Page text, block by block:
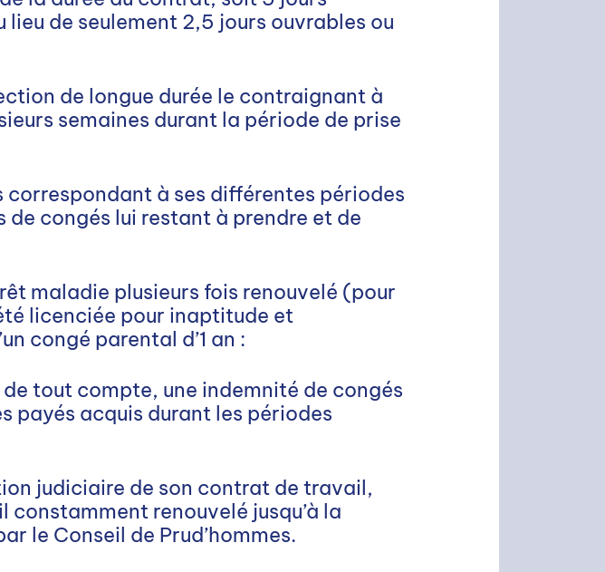
de seulement 2,5 jours ouvrables ou
de longue durée le contraignant à
semaines durant la période de prise
à ses différentes périodes
de congés lui restant à prendre et de
maladie plusieurs fois renouvelé (pour
licenciée pour inaptitude et
congé parental d’1 an :
tout compte, une indemnité de congés
payés acquis durant les périodes
judiciaire de son contrat de travail,
constamment renouvelé jusqu’à la
le Conseil de Prud’hommes.